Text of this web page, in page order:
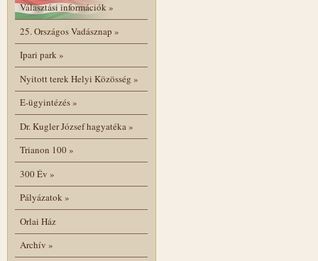
Választási információk»
25. Országos Vadásznap »
Ipari park»
Nyitott terek Helyi Közösség »
E-ügyintézés»
Dr. Kugler József hagyatéka»
Trianon 100»
300 Év »
Pályázatok»
Orlai Ház
Archív »